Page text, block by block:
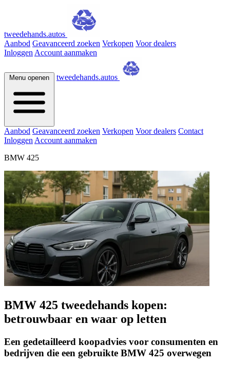
tweedehands.autos
Aanbod Geavanceerd zoeken Verkopen Voor dealers
Inloggen Account aanmaken
Menu openen tweedehands.autos
Aanbod Geavanceerd zoeken Verkopen Voor dealers Contact
Inloggen Account aanmaken
BMW 425
BMW 425 tweedehands kopen:
betrouwbaar en waar op letten
Een gedetailleerd koopadvies voor consumenten en
bedrijven die een gebruikte BMW 425 overwegen